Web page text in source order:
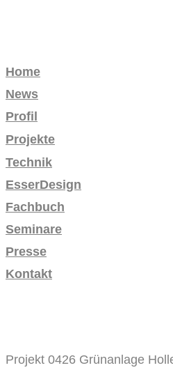
Home
News
Profil
Projekte
Technik
EsserDesign
Fachbuch
Seminare
Presse
Kontakt
Projekt 0426 Grünanlage